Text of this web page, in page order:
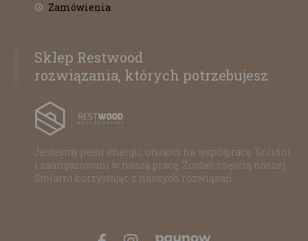
Zamówienia
Sklep Restwood
rozwiązania, których potrzebujesz
Jesteśmy pełni energii, otwarci na współpracę. Solidni
i zaangażowani w naszą pracę. Zostań częścią naszej
Stolarni korzystając z naszych rozwiązań